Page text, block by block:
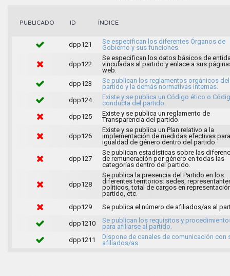
PUBLICADO ID ÍNDICE
dpp121
Se especifican los diferentes Órganos de
Gobierno y sus funciones.
dpp122
Se especifican los datos básicos de
vinculadas al partido y enlace a sus
web.
dpp123
Se publican los reglamentos orgánicos del
partido y la demás normativas internas.
dpp124
Existe y se publica un Código ético o
conducta del partido.
dpp125
Existe y se publica un reglamento de
Transparencia del partido.
dpp126
Existe y se publica un Plan relativo a la
implementación de medidas efectivas
igualdad de género dentro del partido.
dpp127
Se publican estadísticas sobre las
de remuneración por género en todas las
categorías dentro del partido.
dpp128
Se publica la presencia del Partido en los
diferentes territorios: sedes,
politicos, total de cargos en
partido, etc.
dpp129
Se publica el número de afiliados/as al
dpp1210
Se publican los requisitos y
para afiliarse al partido.
dpp1211
Dispone de canales de comunicación con
afiliados/as.